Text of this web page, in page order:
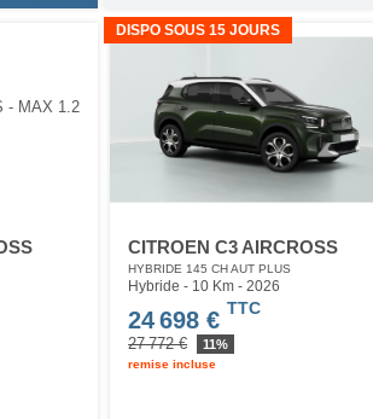
DISPO SOUS 15 JOURS
CITROEN C3 AIRCROSS
HYBRIDE 145 CH AUT PLUS
Hybride - 10 Km- 2026
24 698 € TTC
27 772 € 11%
remise incluse